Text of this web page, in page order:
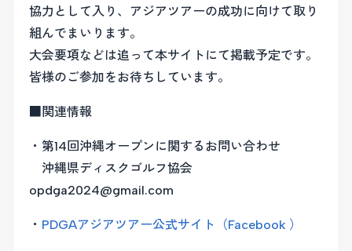
協力として入り、アジアツアーの成功に向けて取り
組んでまいります。
大会要項などは追って本サイトにて掲載予定です。
皆様のご参加をお待ちしています。
■関連情報
・第14回沖縄オープンに関するお問い合わせ
沖縄県ディスクゴルフ協会
opdga2024@gmail.com
・ PDGAアジアツアー公式サイト（Facebook ）